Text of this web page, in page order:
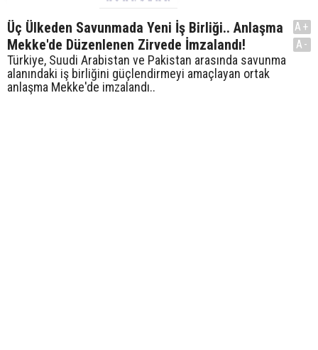
Üç Ülkeden Savunmada Yeni İş Birliği.. Anlaşma
Mekke'de Düzenlenen Zirvede İmzalandı!
Türkiye, Suudi Arabistan ve Pakistan arasında savunma
alanındaki iş birliğini güçlendirmeyi amaçlayan ortak
anlaşma Mekke'de imzalandı..
A+
A-